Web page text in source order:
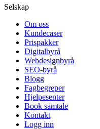
Selskap
Om oss
Kundecaser
Prispakker
Digitalbyrå
Webdesignbyrå
SEO-byrå
Blogg
Fagbegreper
Hjelpesenter
Book samtale
Kontakt
Logg inn